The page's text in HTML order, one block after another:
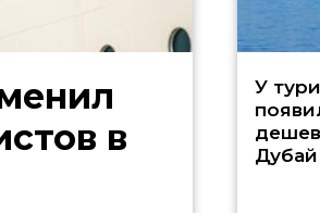
в
У
Дубай